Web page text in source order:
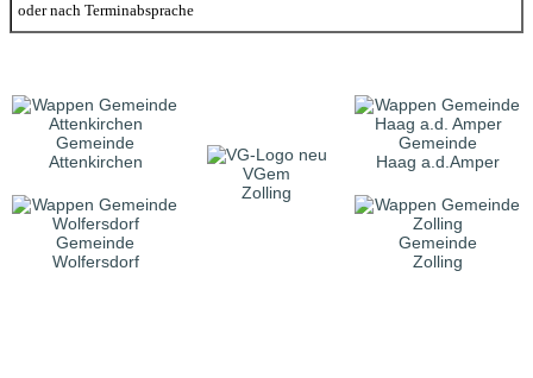
oder nach Terminabsprache
Gemeinde
Attenkirchen
VGem
Zolling
Gemeinde
Haag a.d.Amper
Gemeinde
Wolfersdorf
Gemeinde
Zolling